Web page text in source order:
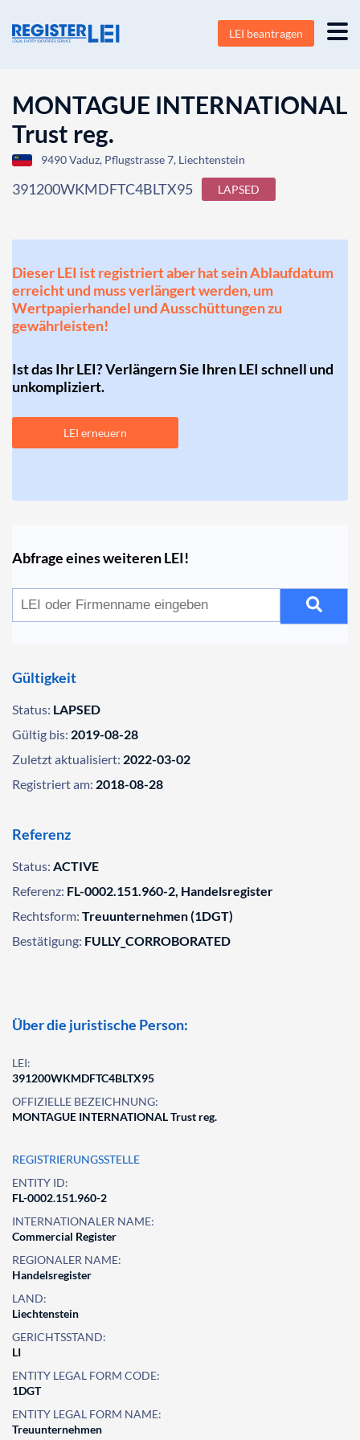
LEI beantragen
MONTAGUE INTERNATIONAL
Trust reg.
9490 Vaduz, Pflugstrasse 7, Liechtenstein
391200WKMDFTC4BLTX95 LAPSED
Dieser LEI ist registriert aber hat sein Ablaufdatum
erreicht und muss verlängert werden, um
Wertpapierhandel und Ausschüttungen zu
gewährleisten!
Ist das Ihr LEI? Verlängern Sie Ihren LEI schnell und
unkompliziert.
LEI erneuern
Abfrage eines weiteren LEI!
Gültigkeit
Status: LAPSED
Gültig bis: 2019-08-28
Zuletzt aktualisiert: 2022-03-02
Registriert am: 2018-08-28
Referenz
Status: ACTIVE
Referenz: FL-0002.151.960-2, Handelsregister
Rechtsform: Treuunternehmen (1DGT)
Bestätigung: FULLY_CORROBORATED
Über die juristische Person:
LEI:
391200WKMDFTC4BLTX95
OFFIZIELLE BEZEICHNUNG:
MONTAGUE INTERNATIONAL Trust reg.
REGISTRIERUNGSSTELLE
ENTITY ID:
FL-0002.151.960-2
INTERNATIONALER NAME:
Commercial Register
REGIONALER NAME:
Handelsregister
LAND:
Liechtenstein
GERICHTSSTAND:
LI
ENTITY LEGAL FORM CODE:
1DGT
ENTITY LEGAL FORM NAME:
Treuunternehmen